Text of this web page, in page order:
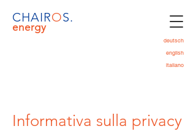
CHAIROS.
energy
deutsch
english
italiano
Informativa sulla privacy